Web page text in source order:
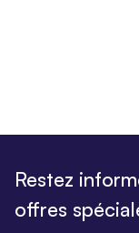
Restez
offres